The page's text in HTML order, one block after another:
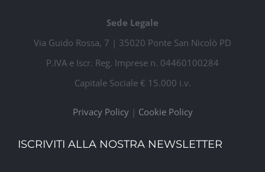
Sede Legale
Via Guido Rossa, 7 | 35020 Ponte San Nicolò PD
P.IVA e Iscr. Reg. Imprese n. 04460100284
Capitale Sociale € 15.000 i.v.
Privacy Policy| Cookie Policy
ISCRIVITI ALLA NOSTRA NEWSLETTER